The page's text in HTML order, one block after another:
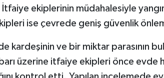
ekiplerinin müdahalesiyle
ise çevrede geniş güvenlik
kardeşinin ve bir miktar parasının
üzerine itfaiye ekipleri önce evde